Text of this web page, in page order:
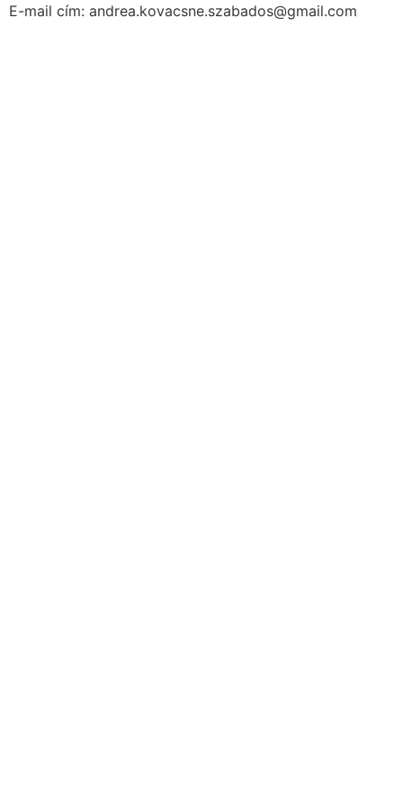
E-mail cím: andrea.kovacsne.szabados@gmail.com